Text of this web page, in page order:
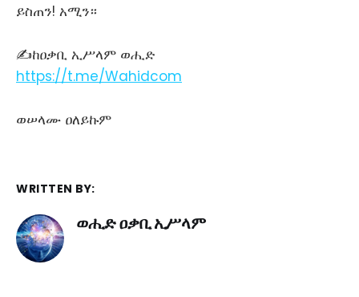
ይስጠን! አሚን።
✍ከዐቃቢ ኢሥላም ወሒድ
https://t.me/Wahidcom
ወሠላሙ ዐለይኩም
WRITTEN BY:
ወሒድ ዐቃቢ ኢሥላም